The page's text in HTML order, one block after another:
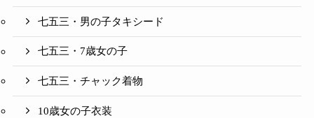
七五三・男の子タキシード
七五三・7歳女の子
七五三・チャック着物
10歳女の子衣装